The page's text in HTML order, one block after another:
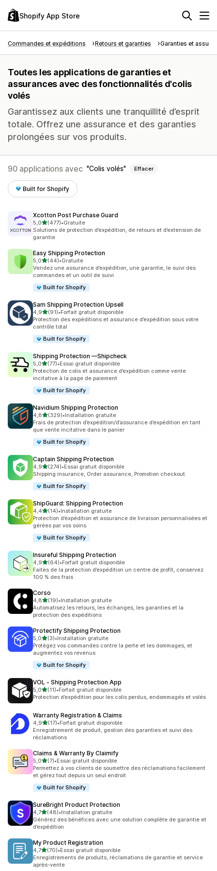
Shopify App Store
Commandes et expéditions Retours et garanties Garanties et
Toutes les applications de garanties et
assurances avec des fonctionnalités d'colis
volés
Garantissez aux clients une tranquillité d’esprit
totale. Offrez une assurance et des garanties
prolongées sur vos produits.
90 applications avec Colis volés Effacer
Built for Shopify
Xcotton Post Purchase Guard
5,0étoile(s) sur 5
(477)
477 avis au total
•Gratuite
Solutions de protection d’expédition, de retours et d’extension de
garantie
Easy Shipping Protection
5,0étoile(s) sur 5
(44)
44 avis au total
•Gratuite
Vendez une assurance d’expédition, une garantie, le suivi des
commandes et un outil de suivi
Built for Shopify
Sam Shipping Protection Upsell
4,9étoile(s) sur 5
(91)
91 avis au total
•Forfait gratuit disponible
Protection des expéditions et assurance d’expédition sous votre
contrôle total
Built for Shopify
Shipping Protection —Shipcheck
5,0étoile(s) sur 5
(77)
77 avis au total
•Essai gratuit disponible
Protection de colis et assurance d’expédition comme vente
incitative à la page de paiement
Built for Shopify
Navidium Shipping Protection
4,8étoile(s) sur 5
(329)
329 avis au total
•Installation gratuite
Frais de protection d’expédition/d’assurance d’expédition en tant
que vente incitative dans le panier
Built for Shopify
Captain Shipping Protection
4,9étoile(s) sur 5
(274)
274 avis au total
•Essai gratuit disponible
Shipping insurance, Order assurance, Promotion checkout.
Built for Shopify
ShipGuard: Shipping Protection
4,4étoile(s) sur 5
(14)
14 avis au total
•Installation gratuite
Protection d’expédition et assurance de livraison personnalisées et
gérées par vos soins.
Built for Shopify
Insureful Shipping Protection
4,9étoile(s) sur 5
(64)
64 avis au total
•Forfait gratuit disponible
Faites de la protection d’expédition un centre de profit, conservez
100 % des frais
Corso
4,8étoile(s) sur 5
(19)
19 avis au total
•Installation gratuite
Automatisez les retours, les échanges, les garanties et la
protection des expéditions
Protectify Shipping Protection
5,0étoile(s) sur 5
(3)
3 avis au total
•Installation gratuite
Protégez vos commandes contre la perte et les dommages, et
augmentez vos revenus
Built for Shopify
VOL ‑ Shipping Protection App
5,0étoile(s) sur 5
(11)
11 avis au total
•Forfait gratuit disponible
Protection d’expédition pour les colis perdus, endommagés et volés
Warranty Registration & Claims
4,9étoile(s) sur 5
(17)
17 avis au total
•Forfait gratuit disponible
Enregistrement de produit, gestion des garanties et suivi des
réclamations
Claims & Warranty By Claimify
5,0étoile(s) sur 5
(7)
7 avis au total
•Essai gratuit disponible
Permettez à vos clients de soumettre des réclamations facilement
et gérez tout depuis un seul endroit.
Built for Shopify
SureBright Product Protection
4,7étoile(s) sur 5
(48)
48 avis au total
•Installation gratuite
Générez des bénéfices avec une solution complète de garantie et
d’expédition
My Product Registration
4,7étoile(s) sur 5
(70)
70 avis au total
•Essai gratuit disponible
Enregistrements de produits, réclamations de garantie et service
après-vente